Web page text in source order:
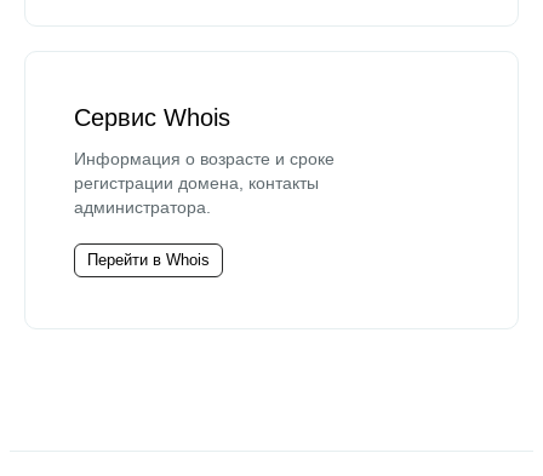
Сервис Whois
Информация о возрасте и сроке
регистрации домена, контакты
администратора.
Перейти в Whois